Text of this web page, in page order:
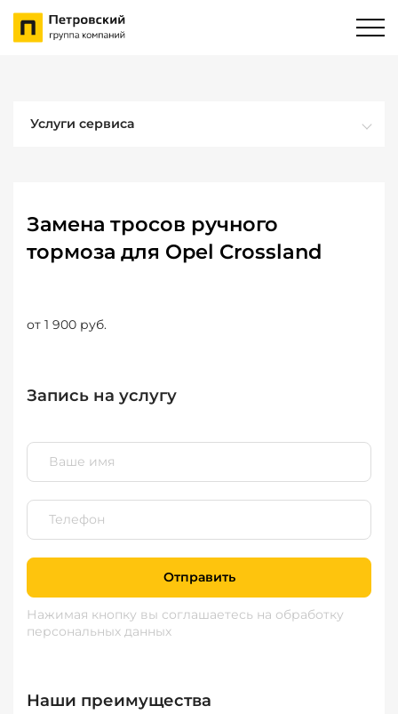
Услуги сервиса
Замена тросов ручного
тормоза для Opel Crossland
от 1 900 руб.
Запись на услугу
Отправить
Нажимая кнопку вы соглашаетесь на обработку
персональных данных
Наши преимущества